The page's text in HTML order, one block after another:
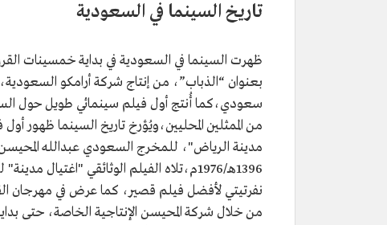
تاريخ السينما في السعودية
بعنوان “الذباب”، من إنتاج شركة أرامكو
مدينة الرياض"، للمخرج السعودي عبدالله
نفرتيتي لأفضل فيلم قصير، كما عرض في مهرجان
من خلال شركة المحيسن الإنتاجية الخاصة، حتى